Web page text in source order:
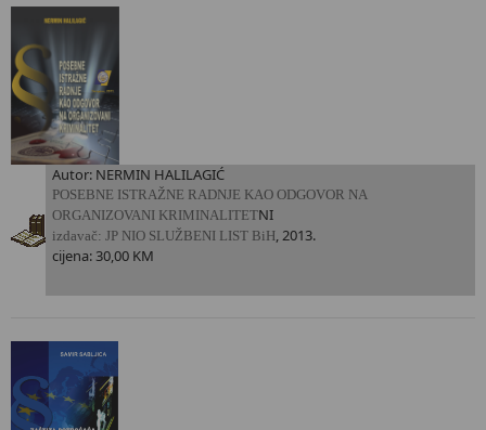
Autor: NERMIN HALILAGIĆ
POSEBNE ISTRAŽNE RADNJE KAO ODGOVOR NA
ORGANIZOVANI KRIMINALITETNI
izdavač: JP NIO SLUŽBENI LIST BiH, 2013.
cijena: 30,00 KM